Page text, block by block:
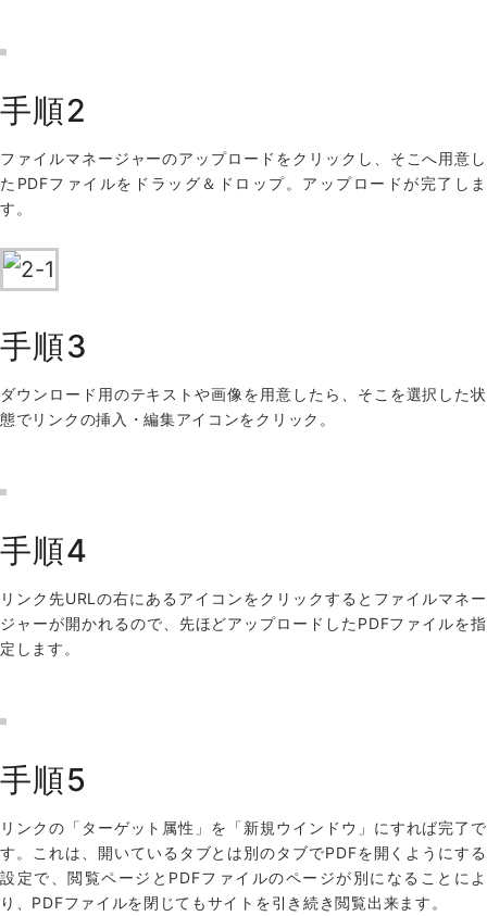
手順2
ファイルマネージャーのアップロードをクリックし、そこへ用意し
たPDFファイルをドラッグ＆ドロップ。アップロードが完了しま
す。
手順3
ダウンロード用のテキストや画像を用意したら、そこを選択した状
態でリンクの挿入・編集アイコンをクリック。
手順4
リンク先URLの右にあるアイコンをクリックするとファイルマネー
ジャーが開かれるので、先ほどアップロードしたPDFファイルを指
定します。
手順5
リンクの「ターゲット属性」を「新規ウインドウ」にすれば完了で
す。これは、開いているタブとは別のタブでPDFを開くようにする
設定で、閲覧ページとPDFファイルのページが別になることによ
り、PDFファイルを閉じてもサイトを引き続き閲覧出来ます。